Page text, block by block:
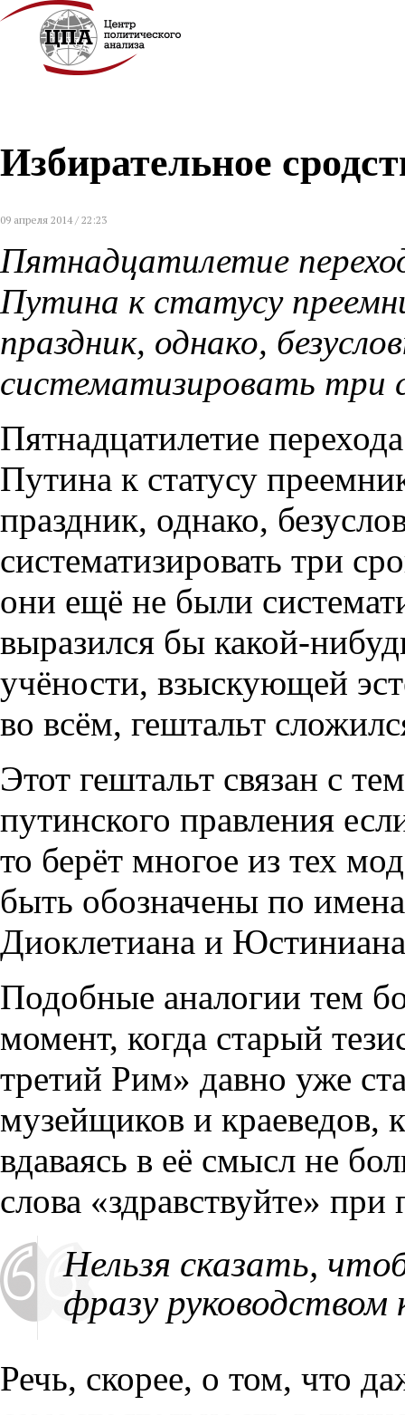
Избирательное
09 апреля 2014 / 22:23
Пятнадцатилетие
Путина к статусу
праздник, однако,
систематизировать три
Пятнадцатилетие
Путина к статусу
праздник, однако,
систематизировать три
они ещё не были
выразился бы какой-
учёности, взыскующей
во всём, гештальт
Этот гештальт связан с
путинского правления
то берёт многое из тех
быть обозначены по
Диоклетиана и
Подобные аналогии тем
момент, когда старый
третий Рим» давно уже
музейщиков и краеведов,
вдаваясь в её смысл не
слова «здравствуйте»
Нельзя сказать,
фразу
Речь, скорее, о том, что